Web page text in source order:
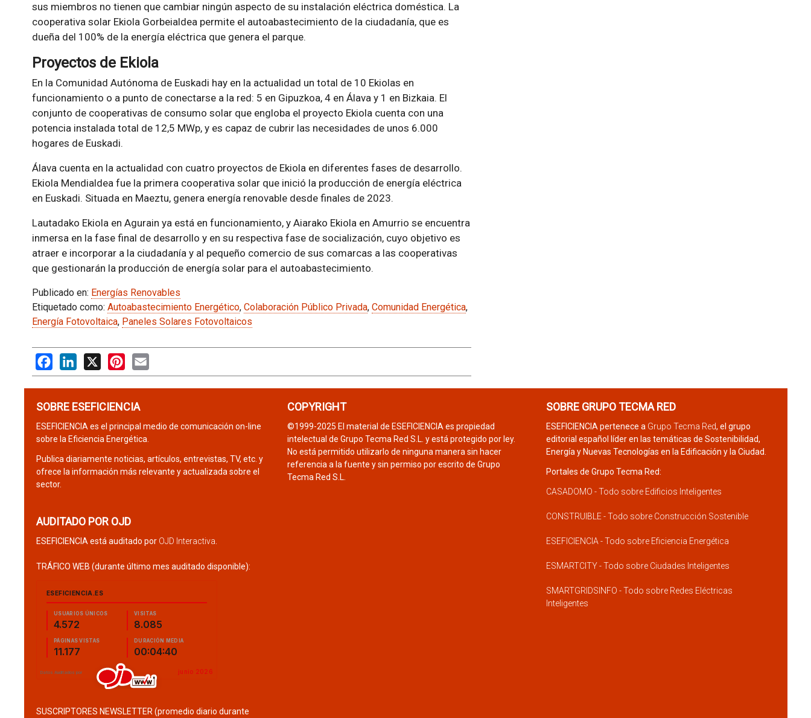
sus miembros no tienen que cambiar ningún aspecto de su instalación eléctrica doméstica. La
cooperativa solar Ekiola Gorbeialdea permite el autoabastecimiento de la ciudadanía, que es
dueña del 100% de la energía eléctrica que genera el parque.
Proyectos de Ekiola
En la Comunidad Autónoma de Euskadi hay en la actualidad un total de 10 Ekiolas en
funcionamiento o a punto de conectarse a la red: 5 en Gipuzkoa, 4 en Álava y 1 en Bizkaia. El
conjunto de cooperativas de consumo solar que engloba el proyecto Ekiola cuenta con una
potencia instalada total de 12,5 MWp, y es capaz de cubrir las necesidades de unos 6.000
hogares de Euskadi.
Álava cuenta en la actualidad con cuatro proyectos de Ekiola en diferentes fases de desarrollo.
Ekiola Mendialdea fue la primera cooperativa solar que inició la producción de energía eléctrica
en Euskadi. Situada en Maeztu, genera energía renovable desde finales de 2023.
Lautadako Ekiola en Agurain ya está en funcionamiento, y Aiarako Ekiola en Amurrio se encuentra
inmersa en la fase final de desarrollo y en su respectiva fase de socialización, cuyo objetivo es
atraer e incorporar a la ciudadanía y al pequeño comercio de sus comarcas a las cooperativas
que gestionarán la producción de energía solar para el autoabastecimiento.
Publicado en: Energías Renovables
Etiquetado como: Autoabastecimiento Energético, Colaboración Público Privada, Comunidad Energética,
Energía Fotovoltaica, Paneles Solares Fotovoltaicos
FacebookLinkedIn
X PinterestEmail
SOBRE ESEFICIENCIA
ESEFICIENCIA es el principal medio de comunicación on-line
sobre la Eficiencia Energética.
Publica diariamente noticias, artículos, entrevistas, TV, etc. y
ofrece la información más relevante y actualizada sobre el
sector.
AUDITADO POR OJD
ESEFICIENCIA está auditado por OJD Interactiva
TRÁFICO WEB (durante último mes auditado disponible):
SUSCRIPTORES NEWSLETTER (promedio diario durante
COPYRIGHT
©1999-2025 El material de ESEFICIENCIA es propiedad
intelectual de Grupo Tecma Red S.L. y está protegido por ley.
No está permitido utilizarlo de ninguna manera sin hacer
referencia a la fuente y sin permiso por escrito de Grupo
Tecma Red S.L.
SOBRE GRUPO TECMA RED
ESEFICIENCIA pertenece a Grupo Tecma Red, el grupo
editorial español líder en las temáticas de Sostenibilidad,
Energía y Nuevas Tecnologías en la Edificación y la Ciudad.
Portales de Grupo Tecma Red:
CASADOMO - Todo sobre Edificios Inteligentes
CONSTRUIBLE - Todo sobre Construcción Sostenible
ESEFICIENCIA - Todo sobre Eficiencia Energética
ESMARTCITY - Todo sobre Ciudades Inteligentes
SMARTGRIDSINFO - Todo sobre Redes Eléctricas
Inteligentes